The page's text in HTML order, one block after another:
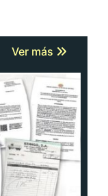
Ver más